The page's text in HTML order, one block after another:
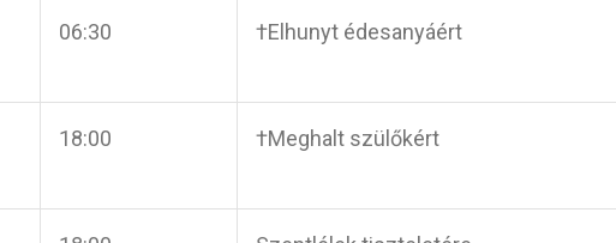
06:30 †Elhunyt édesanyáért
18:00 †Meghalt szülőkért